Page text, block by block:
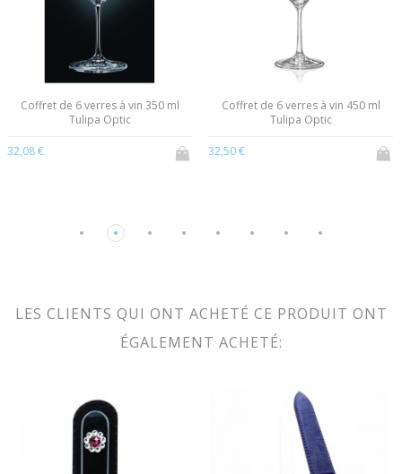
Coffret de 6 verres à vin 350 ml
Tulipa Optic
32,08 €
Coffret de 6 verres à vin 450 ml
Tulipa Optic
32,50 €
LES CLIENTS QUI ONT ACHETÉ CE PRODUIT ONT
ÉGALEMENT ACHETÉ: